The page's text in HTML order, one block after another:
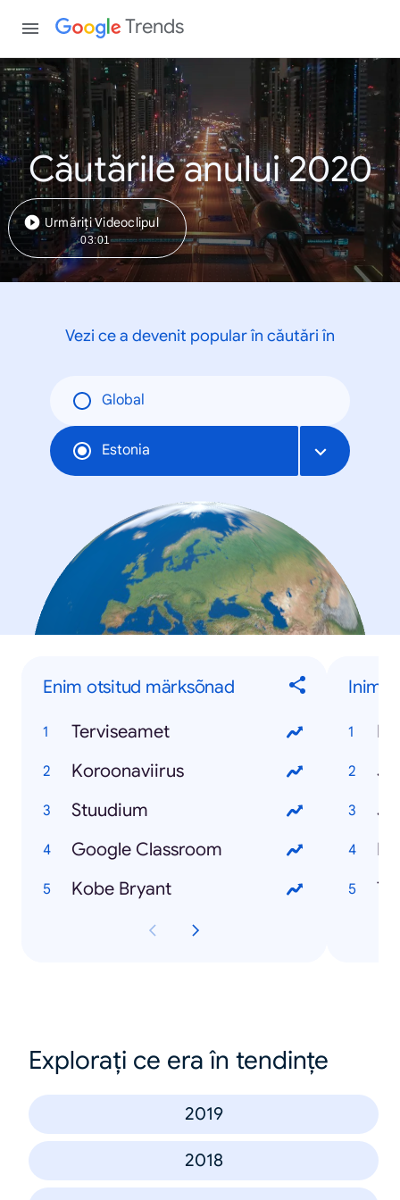
Trends
Căutările anului 2020
Urmăriți Videoclipul
03:01
Vezi ce a devenit popular în căutări în
Global
Estonia
Enim otsitud märksõnad
Terviseamet
Koroonaviirus
Stuudium
Google Classroom
Kobe Bryant
Explorați ce era în tendințe
2019
2018